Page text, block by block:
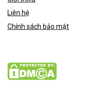
Liên hệ
Chính sách bảo mật